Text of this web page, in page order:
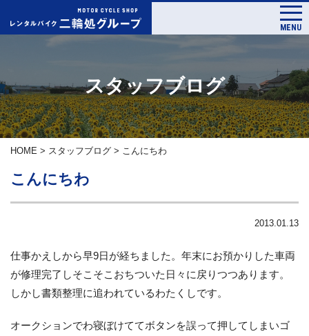
MENU
スタッフブログ
HOME > スタッフブログ > こんにちわ
こんにちわ
2013.01.13
仕事かえしから早9日が経ちました。年末にお預かりした車両
が修理完了しそこそこおちついた日々に戻りつつあります。
しかし書類整理に追われているわたくしです。
オークションでわ寝ぼけててボタンを誤って押してしまいゴ